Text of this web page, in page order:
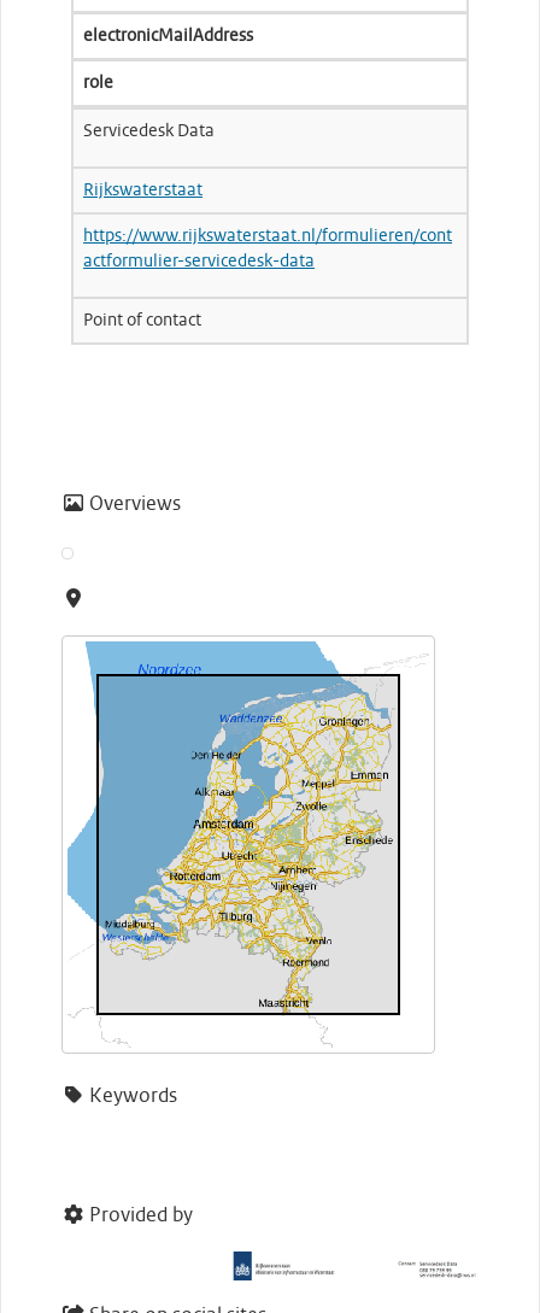
electronicMailAddress
role
Servicedesk Data
Rijkswaterstaat
https://www.rijkswaterstaat.nl/formulieren/cont
actformulier-servicedesk-data
Point of contact
Overviews
Keywords
Provided by